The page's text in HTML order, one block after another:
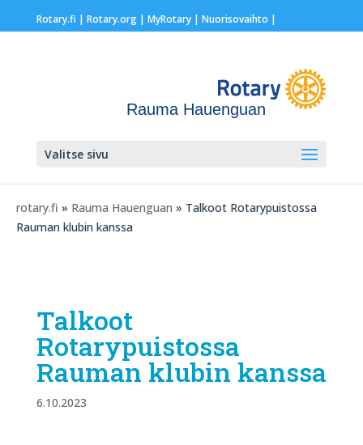
Rotary.fi | Rotary.org| MyRotary | Nuorisovaihto |
Rauma Hauenguan
Valitse sivu
rotary.fi » Rauma Hauenguan » Talkoot Rotarypuistossa
Rauman klubin kanssa
Talkoot
Rotarypuistossa
Rauman klubin kanssa
6.10.2023